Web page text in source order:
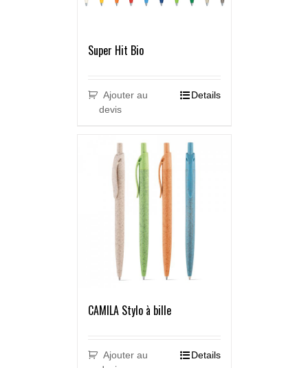
Super Hit Bio
Ajouter au
devis
Details
CAMILA Stylo à bille
Ajouter au
Details